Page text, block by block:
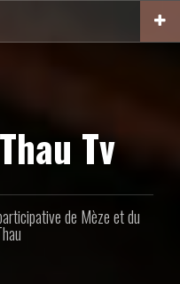
Tv
de Mèze et du